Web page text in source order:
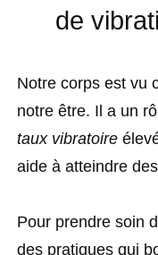
de
Notre corps est vu
notre être. Il a un
taux vibratoire
aide à atteindre
Pour prendre soin
des pratiques qui